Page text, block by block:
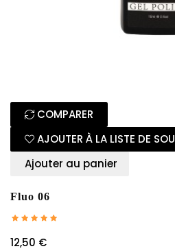
COMPARER
AJOUTER À LA LISTE DE
Ajouter au panier
Fluo 06
12,50 €